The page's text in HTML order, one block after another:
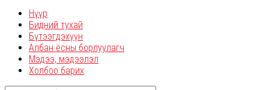
Нүүр
Бидний тухай
Бүтээгдэхүүн
Албан ёсны борлуулагч
Мэдээ, мэдээлэл
Холбоо барих